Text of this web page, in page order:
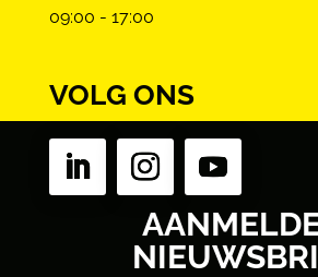
09:00 - 17:00
VOLG ONS